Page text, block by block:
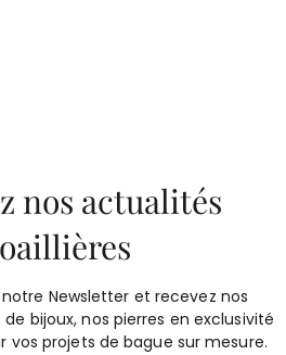
sécurisé.
ce bijou ?
81 69 08
nos actualités
Newsletter et recevez nos
bijoux, nos pierres en exclusivité
vos projets de bague sur mesure.